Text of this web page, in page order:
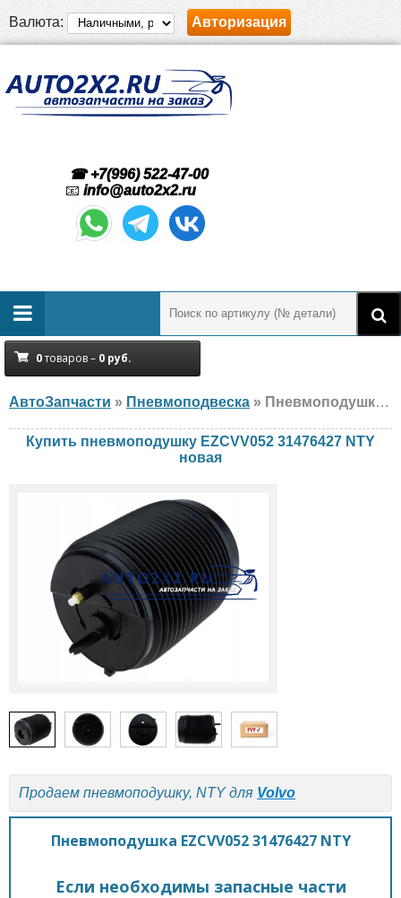
Валюта: Авторизация
☎ +7(996) 522-47-00
📧 info@auto2x2.ru
0товаров – 0 руб.
АвтоЗапчасти » Пневмоподвеска » Пневмоподушка NTY EZCVV052 31476427 Volvo, новая
Купить пневмоподушку EZCVV052 31476427 NTY
новая
Продаем пневмоподушку, NTY для Volvo
Пневмоподушка EZCVV052 31476427 NTY
Если необходимы запасные части